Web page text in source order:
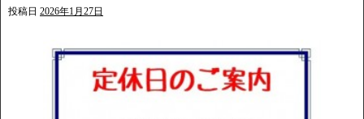
投稿日 2026年1月27日